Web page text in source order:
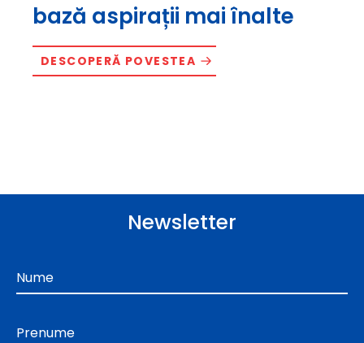
bază aspirații mai înalte
DESCOPERĂ POVESTEA
Newsletter
Nume
Prenume